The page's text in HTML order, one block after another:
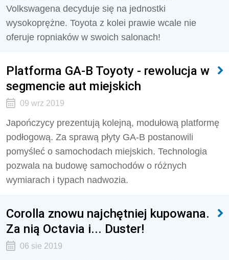
Volkswagena decyduje się na jednostki
wysokoprężne. Toyota z kolei prawie wcale nie
oferuje ropniaków w swoich salonach!
Platforma GA-B Toyoty - rewolucja w
segmencie aut miejskich
09 wrz 2019
Japończycy prezentują kolejną, modułową platformę
podłogową. Za sprawą płyty GA-B postanowili
pomyśleć o samochodach miejskich. Technologia
pozwala na budowę samochodów o różnych
wymiarach i typach nadwozia.
Corolla znowu najchętniej kupowana.
Za nią Octavia i... Duster!
06 sie 2019